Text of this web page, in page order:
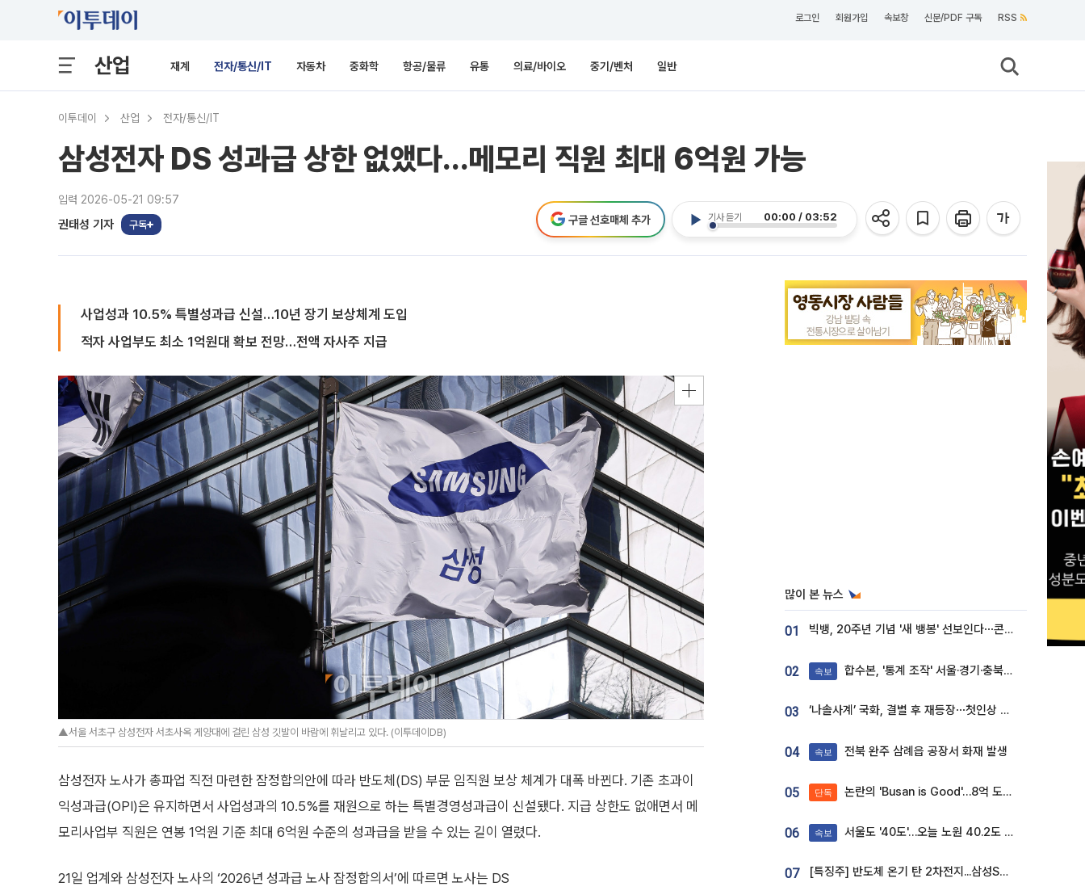
로그인 회원가입 속보창 신문/PDF 구독 RSS
산업 재계 전자/통신/IT 자동차 중화학 항공/물류 유통 의료/바이오 중기/벤처 일반
이투데이 산업 전자/통신/IT
삼성전자 DS 성과급 상한 없앴다…메모리 직원 최대 6억원 가능
입력 2026-05-21 09:57
권태성 기자 구독
기사 듣기 00:00 / 03:52
구글 선호매체 추가
사업성과 10.5% 특별성과급 신설…10년 장기 보상체계 도입
적자 사업부도 최소 1억원대 확보 전망…전액 자사주 지급
▲서울 서초구 삼성전자 서초사옥 게양대에 걸린 삼성 깃발이 바람에 휘날리고 있다. (이투데이DB)
삼성전자 노사가 총파업 직전 마련한 잠정합의안에 따라 반도체(DS) 부문 임직원 보상 체계가 대폭 바뀐다. 기존 초과이
익성과급(OPI)은 유지하면서 사업성과의 10.5%를 재원으로 하는 특별경영성과급이 신설됐다. 지급 상한도 없애면서 메
모리사업부 직원은 연봉 1억원 기준 최대 6억원 수준의 성과급을 받을 수 있는 길이 열렸다.
21일 업계와 삼성전자 노사의 ‘2026년 성과급 노사 잠정합의서’에 따르면 노사는 DS
많이 본 뉴스
01 빅뱅, 20주년 기념 '새 뱅봉' 선보인다⋯콘서트 앞두고 팝업 개최
02 속보 합수본, '통계 조작' 서울·경기·충북 선관위 등 추가 압수수색
03 ‘나솔사계’ 국화, 결별 후 재등장⋯첫인상 투표 휩쓸고 ‘인기녀’ 등극
04 속보 전북 완주 삼례읍 공장서 화재 발생
05 단독 논란의 'Busan is Good'…8억 도시브랜드, 용산 대통령실 CI 업체가 수행
06 속보 서울도 '40도'…오늘 노원 40.2도 기록
07 [특징주] 반도체 온기 탄 2차전지...삼성SDI, 장 초반 7% 넘게 껑충